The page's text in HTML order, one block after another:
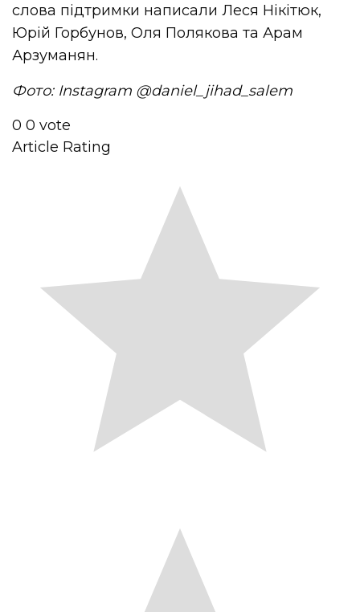
слова підтримки написали Леся Нікітюк,
Юрій Горбунов, Оля Полякова та Арам
Арзуманян.
Фото: Instagram @daniel_jihad_salem
0 0 vote
Article Rating